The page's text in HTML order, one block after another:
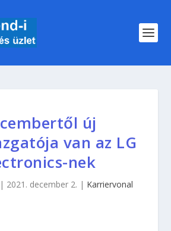
új
van az LG
nek
| 2021. december 2. | Karriervonal